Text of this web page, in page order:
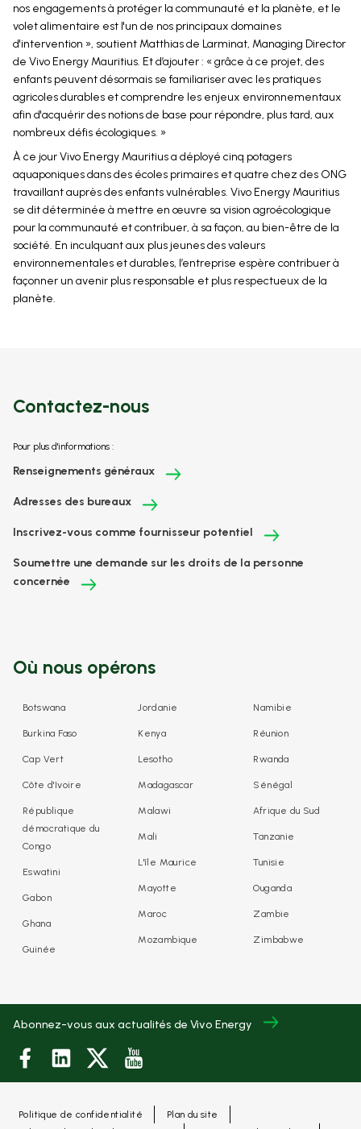
nos engagements à protéger la communauté et la planète, et le
volet alimentaire est l'un de nos principaux domaines
d'intervention », soutient Matthias de Larminat, Managing Director
de Vivo Energy Mauritius. Et d’ajouter : « grâce à ce projet, des
enfants peuvent désormais se familiariser avec les pratiques
agricoles durables et comprendre les enjeux environnementaux
afin d'acquérir des notions de base pour répondre, plus tard, aux
nombreux défis écologiques. »
À ce jour Vivo Energy Mauritius a déployé cinq potagers
aquaponiques dans des écoles primaires et quatre chez des ONG
travaillant auprès des enfants vulnérables. Vivo Energy Mauritius
se dit déterminée à mettre en œuvre sa vision agroécologique
pour la communauté et contribuer, à sa façon, au bien-être de la
société. En inculquant aux plus jeunes des valeurs
environnementales et durables, l’entreprise espère contribuer à
façonner un avenir plus responsable et plus respectueux de la
planète.
Contactez-nous
Pour plus d'informations :
Renseignements généraux
Adresses des bureaux
Inscrivez-vous comme fournisseur potentiel
Soumettre une demande sur les droits de la personne
concernée
Où nous opérons
Botswana
Burkina Faso
Cap Vert
Côte d'Ivoire
République
démocratique du
Congo
Eswatini
Gabon
Ghana
Guinée
Jordanie
Kenya
Lesotho
Madagascar
Malawi
Mali
L'île Maurice
Mayotte
Maroc
Mozambique
Namibie
Réunion
Rwanda
Sénégal
Afrique du Sud
Tanzanie
Tunisie
Ouganda
Zambie
Zimbabwe
Abonnez-vous aux actualités de Vivo Energy
Politique de confidentialité
Plan du site